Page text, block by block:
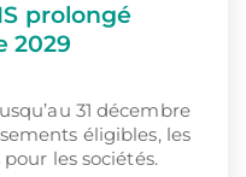
prolongé
2029
31 décembre
éligibles, les
les sociétés.